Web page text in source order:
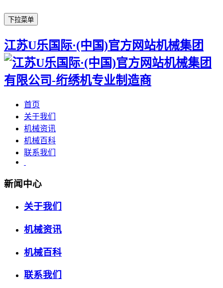
下拉菜单
江苏U乐国际·(中国)官方网站机械集团
首页
关于我们
机械资讯
机械百科
联系我们
新闻中心
关于我们
机械资讯
机械百科
联系我们